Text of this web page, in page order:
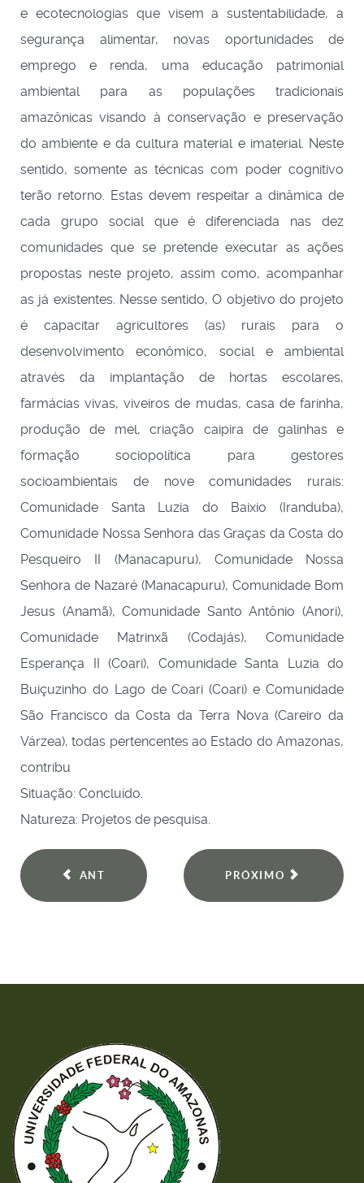
e ecotecnologias que visem a sustentabilidade, a
segurança alimentar, novas oportunidades de
emprego e renda, uma educação patrimonial
ambiental para as populações tradicionais
amazônicas visando à conservação e preservação
do ambiente e da cultura material e imaterial. Neste
sentido, somente as técnicas com poder cognitivo
terão retorno. Estas devem respeitar a dinâmica de
cada grupo social que é diferenciada nas dez
comunidades que se pretende executar as ações
propostas neste projeto, assim como, acompanhar
as já existentes. Nesse sentido, O objetivo do projeto
é capacitar agricultores (as) rurais para o
desenvolvimento econômico, social e ambiental
através da implantação de hortas escolares,
farmácias vivas, viveiros de mudas, casa de farinha,
produção de mel, criação caipira de galinhas e
formação sociopolítica para gestores
socioambientais de nove comunidades rurais:
Comunidade Santa Luzia do Baixio (Iranduba),
Comunidade Nossa Senhora das Graças da Costa do
Pesqueiro II (Manacapuru), Comunidade Nossa
Senhora de Nazaré (Manacapuru), Comunidade Bom
Jesus (Anamã), Comunidade Santo Antônio (Anori),
Comunidade Matrinxã (Codajás), Comunidade
Esperança II (Coari), Comunidade Santa Luzia do
Buiçuzinho do Lago de Coari (Coari) e Comunidade
São Francisco da Costa da Terra Nova (Careiro da
Várzea), todas pertencentes ao Estado do Amazonas,
contribu
Situação: Concluído.
Natureza: Projetos de pesquisa.
ANT PRÓXIMO